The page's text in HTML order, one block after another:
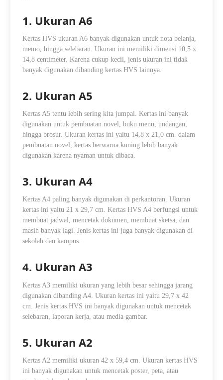
1. Ukuran A6
Kertas HVS ukuran A6 banyak digunakan untuk nota belanja,
memo, hingga selebaran. Ukuran ini memiliki dimensi 10,5 x
14,8 centimeter. Karena cukup kecil, jenis ukuran ini tidak
banyak digunakan dibanding kertas HVS lainnya.
2. Ukuran A5
Kertas A5 tentu lebih sering kita jumpai. Kertas ini banyak
digunakan untuk pembuatan novel, buku menu, undangan,
hingga brosur. Ukuran kertas ini yaitu 14,8 x 21,0 cm. dalam
pembuatan novel, kertas berwarna kuning lebih banyak
digunakan karena nyaman untuk dibaca.
3. Ukuran A4
Kertas A4 paling banyak digunakan di perkantoran. Ukuran
kertas ini yaitu 21 x 29,7 cm. Kertas HVS A4 berfungsi untuk
membuat jadwal, mencetak dokumen, membuat sketsa, dan
masih banyak lagi. Jenis kertas ini juga banyak digunakan di
sekolah dan kampus.
4. Ukuran A3
Kertas A3 memiliki ukuran yang lebih besar sehingga jarang
digunakan dibanding A4. Ukuran kertas ini yaitu 29,7 x 42
cm. Jenis kertas HVS ini banyak digunakan untuk mencetak
selebaran, laporan kerja, atau media gambar.
5. Ukuran A2
Kertas A2 memiliki ukuran 42 x 59,4 cm.Ukuran kertas HVS
ini banyak digunakan untuk mencetak poster, peta, atau